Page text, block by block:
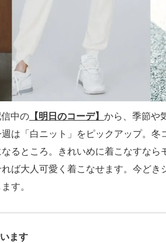
中の 【明日のコーデ】 から、季節や
は「白ニット」をピックアップ。冬
るところ。きれいめに着こなすなら
ば大人可愛く着こなせます。今どき
す。
ます